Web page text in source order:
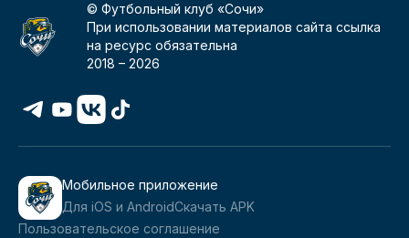
© Футбольный клуб «Сочи»
При использовании материалов сайта ссылка
на ресурс обязательна
2018 –2026
Мобильное приложение
Для iOS и AndroidСкачать APK
Пользовательское соглашение